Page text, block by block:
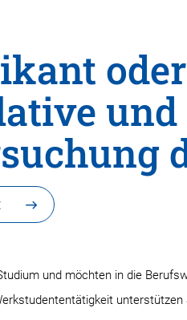
und möchten in die
unterstützen